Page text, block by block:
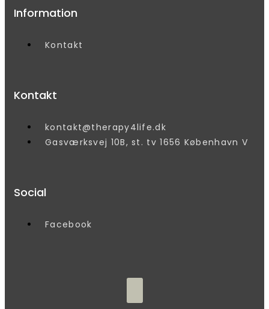
Information
Kontakt
Kontakt
kontakt@therapy4life.dk
Gasværksvej 10B, st. tv 1656 København V
Social
Facebook